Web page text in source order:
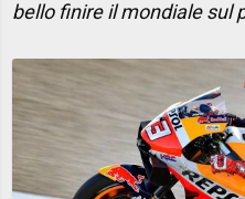
bello finire il mondiale sul